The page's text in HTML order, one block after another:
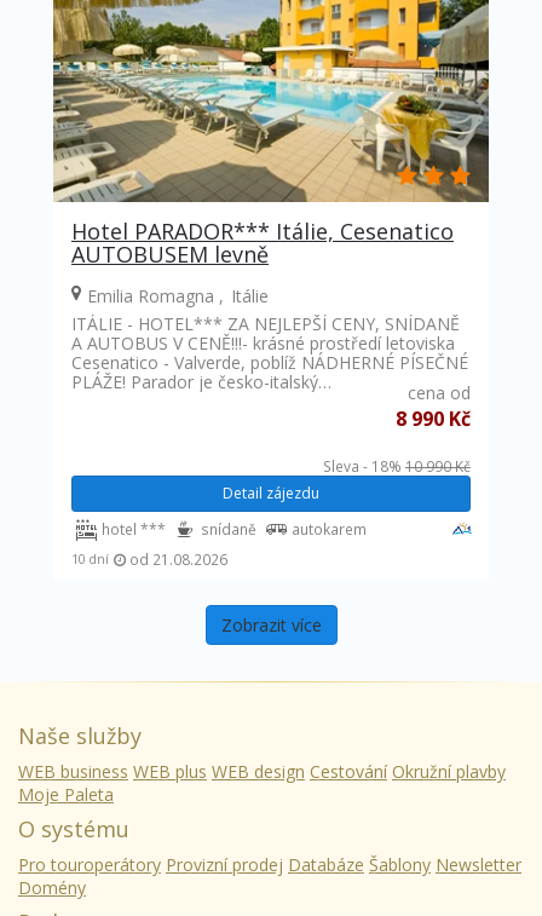
Hotel PARADOR*** Itálie, Cesenatico
AUTOBUSEM levně
Emilia Romagna
Itálie
ITÁLIE - HOTEL*** ZA NEJLEPŠÍ CENY, SNÍDANĚ
A AUTOBUS V CENĚ!!!- krásné prostředí letoviska
Cesenatico - Valverde, poblíž NÁDHERNÉ PÍSEČNÉ
PLÁŽE! Parador je česko-italský…
cena od
8 990 Kč
Sleva - 18% 10 990 Kč
Detail zájezdu
hotel *** snídaně
autokarem
od 21.08.2026
10 dní
Zobrazit více
Naše služby
WEB business WEB plus WEB design Cestování Okružní plavby
Moje Paleta
O systému
Pro touroperátory Provizní prodej Databáze Šablony Newsletter
Domény